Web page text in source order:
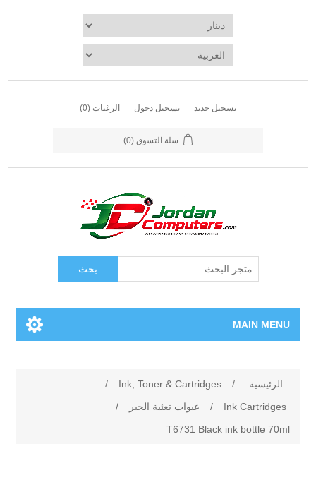
تسجيل جديد تسجيل دخول الرغبات (0)
سلة التسوق (0)
بحث
MAIN MENU
الرئيسية /
Ink, Toner & Cartridges
/
Ink Cartridges
/ عبوات تعئبة الحبر
/
T6731 Black ink bottle 70ml